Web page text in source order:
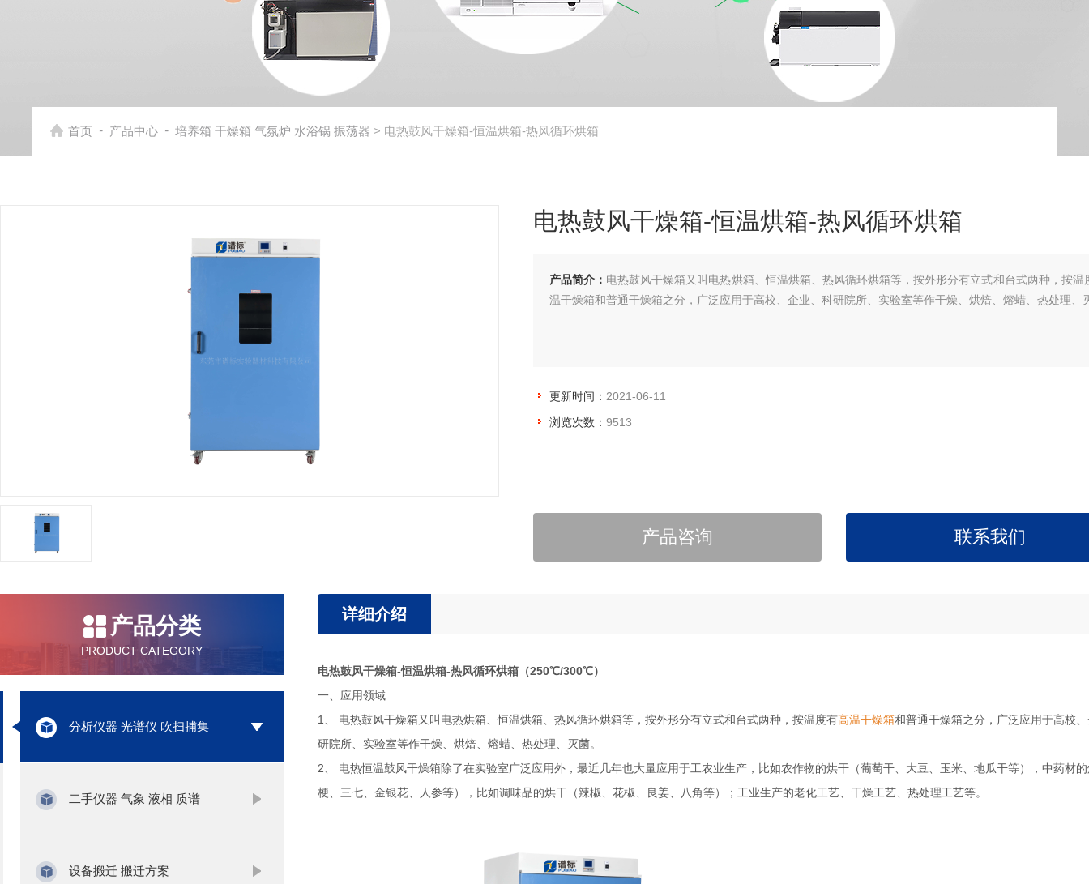
首页 - 产品中心 - 培养箱 干燥箱 气氛炉 水浴锅 振荡器 > 电热鼓风干燥箱-恒温烘箱-热风循环烘箱
电热鼓风干燥箱-恒温烘箱-热风循环烘箱
产品简介： 电热鼓风干燥箱又叫电热烘箱、恒温烘箱、热风循环烘箱等，按外形分有立式和台式两种，按温
温干燥箱和普通干燥箱之分，广泛应用于高校、企业、科研院所、实验室等作干燥、烘焙、熔蜡、热处理、
更新时间： 2021-06-11
浏览次数： 9513
产品咨询 联系我们
产品分类
PRODUCT CATEGORY
分析仪器 光谱仪 吹扫捕集
二手仪器 气象 液相 质谱
设备搬迁 搬迁方案
详细介绍
电热鼓风干燥箱-恒温烘箱-热风循环烘箱（250℃/300℃）
一、应用领域
1、 电热鼓风干燥箱又叫电热烘箱、恒温烘箱、热风循环烘箱等，按外形分有立式和台式两种，按温度有高温干燥箱和普通干燥箱之分，广泛应用于高校
研院所、实验室等作干燥、烘焙、熔蜡、热处理、灭菌。
2、 电热恒温鼓风干燥箱除了在实验室广泛应用外，最近几年也大量应用于工农业生产，比如农作物的烘干（葡萄干、大豆、玉米、地瓜干等），中药材
梗、三七、金银花、人参等），比如调味品的烘干（辣椒、花椒、良姜、八角等）；工业生产的老化工艺、干燥工艺、热处理工艺等。